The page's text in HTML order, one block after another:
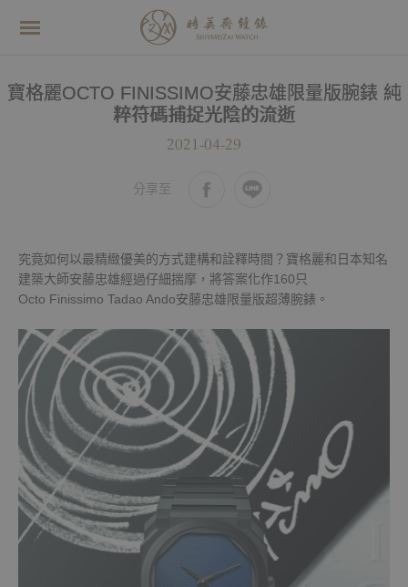
寶格麗OCTO FINISSIMO安藤忠雄限量版腕錶 純
粹符碼捕捉光陰的流逝
2021-04-29
分享至
究竟如何以最精緻優美的方式建構和詮釋時間？寶格麗和日本知名
建築大師安藤忠雄經過仔細揣摩，將答案化作160只
Octo Finissimo Tadao Ando安藤忠雄限量版超薄腕錶。